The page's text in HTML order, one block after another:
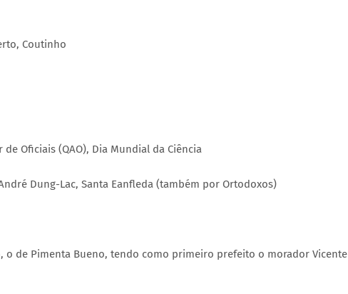
Coutinho
Oficiais (QAO), Dia Mundial da Ciência
Dung-Lac, Santa Eanfleda (também por Ortodoxos)
o de Pimenta Bueno, tendo como primeiro prefeito o morador Vicente